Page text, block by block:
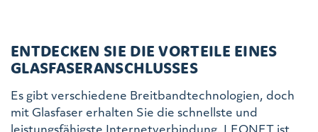
ENTDECKEN SIE DIE VORTEILE EINES
GLASFASERANSCHLUSSES
Es gibt verschiedene Breitbandtechnologien, doch
mit Glasfaser erhalten Sie die schnellste und
leistungsfähigste Internetverbindung. LEONET ist